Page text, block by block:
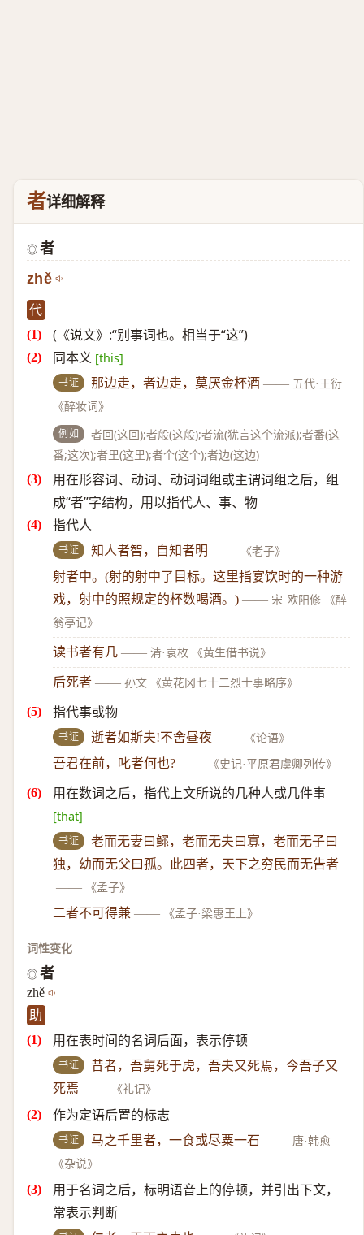
者详细解释
◎ 者
zhě
代
(《说文》:“别事词也。相当于“这”)
同本义 [this]
书证 那边走，者边走，莫厌金杯酒 —— 五代·王衍
《醉妆词》
例如
者回(这回);者般(这般);者流(犹言这个流派);者番(这
番;这次);者里(这里);者个(这个);者边(这边)
用在形容词、动词、动词词组或主谓词组之后，组
成“者”字结构，用以指代人、事、物
指代人
书证 知人者智，自知者明 —— 《老子》
射者中。(射的射中了目标。这里指宴饮时的一种游
戏，射中的照规定的杯数喝酒。) —— 宋·欧阳修 《醉
翁亭记》
读书者有几 —— 清·袁枚 《黄生借书说》
后死者 —— 孙文 《黄花冈七十二烈士事略序》
指代事或物
书证 逝者如斯夫!不舍昼夜 —— 《论语》
吾君在前，叱者何也? —— 《史记·平原君虞卿列传》
用在数词之后，指代上文所说的几种人或几件事
[that]
书证
老而无妻曰鳏，老而无夫曰寡，老而无子曰
独，幼而无父曰孤。此四者，天下之穷民而无告者
——
《孟子》
二者不可得兼 —— 《孟子·梁惠王上》
词性变化
◎ 者
zhě
助
用在表时间的名词后面，表示停顿
书证
昔者，吾舅死于虎，吾夫又死焉，今吾子又
死焉 —— 《礼记》
作为定语后置的标志
书证 马之千里者，一食或尽粟一石 —— 唐·韩愈
《杂说》
用于名词之后，标明语音上的停顿，并引出下文，
常表示判断